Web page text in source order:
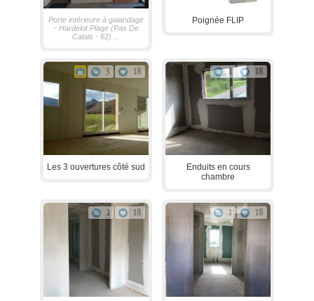
Porte intérieure à galandage
- Hardelot Plage (Pas De
Calais - 62) ...
Poignée FLIP
3 18
Les 3 ouvertures côté sud
1 18
Enduits en cours
chambre
1 18 1 18